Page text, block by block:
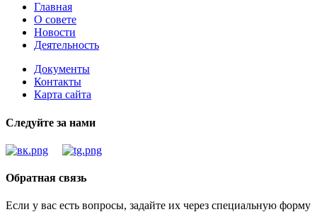
Главная
О совете
Новости
Деятельность
Документы
Контакты
Карта сайта
Следуйте за нами
Обратная связь
Если у вас есть вопросы, задайте их через специальную форму